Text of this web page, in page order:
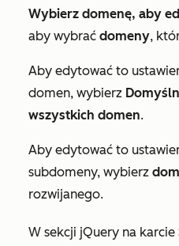
Wybierz domenę, aby
aby wybrać domeny,
Aby edytować to
domen, wybierz
wszystkich domen.
Aby edytować to
subdomeny, wybierz
rozwijanego.
W sekcji jQuery na karcie